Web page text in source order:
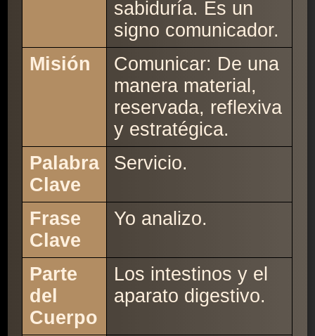
sabiduría. Es un
signo comunicador.
Misión
Comunicar: De una
manera material,
reservada, reflexiva
y estratégica.
Palabra
Clave
Servicio.
Frase
Clave
Yo analizo.
Parte
del
Cuerpo
Los intestinos y el
aparato digestivo.